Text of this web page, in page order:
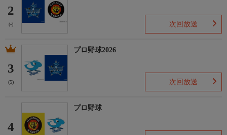
2
(-) 次回放送
3
(5)
プロ野球2026
次回放送
4
プロ野球